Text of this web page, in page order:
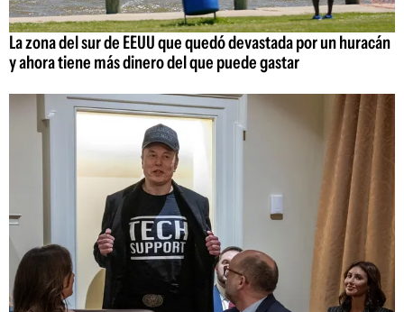
La zona del sur de EEUU que quedó devastada por un huracán
y ahora tiene más dinero del que puede gastar